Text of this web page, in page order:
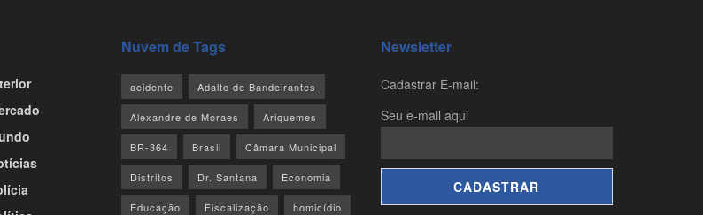
Nuvem de Tags
acidente Adalto de Bandeirantes
Alexandre de Moraes Ariquemes
BR-364 Brasil Câmara Municipal
Distritos Dr. Santana Economia
Educação Fiscalização homicídio
Newsletter
Cadastrar E-mail:
Seu e-mail aqui